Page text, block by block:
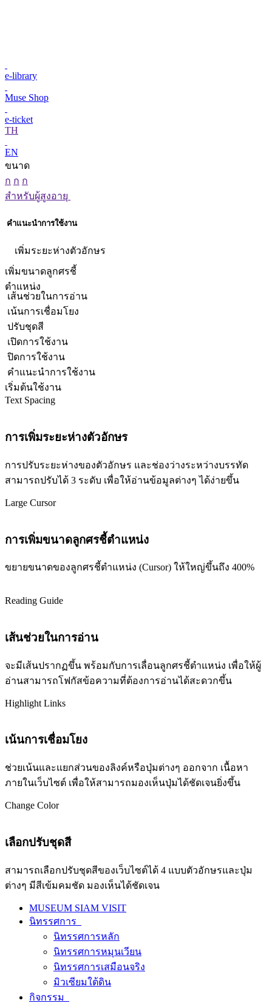
e-library
Muse Shop
e-ticket
TH
EN
ขนาด
ก ก ก
สำหรับผู้สูงอายุ
คำแนะนำการใช้งาน
เพิ่มระยะห่างตัวอักษร
เพิ่มขนาดลูกศรชี้
ตำแหน่ง
เส้นช่วยในการอ่าน
เน้นการเชื่อมโยง
ปรับชุดสี
เปิดการใช้งาน
ปิดการใช้งาน
คำแนะนำการใช้งาน
เริ่มต้นใช้งาน
Text Spacing
การเพิ่มระยะห่างตัวอักษร
การปรับระยะห่างของตัวอักษร และช่องว่างระหว่างบรรทัด
สามารถปรับได้ 3 ระดับ เพื่อให้อ่านข้อมูลต่างๆ ได้ง่ายขึ้น
Large Cursor
การเพิ่มขนาดลูกศรชี้ตำแหน่ง
ขยายขนาดของลูกศรชี้ตำแหน่ง (Cursor) ให้ใหญ่ขึ้นถึง 400%
Reading Guide
เส้นช่วยในการอ่าน
จะมีเส้นปรากฏขึ้น พร้อมกับการเลื่อนลูกศรชี้ตำแหน่ง เพื่อให้ผู้
อ่านสามารถโฟกัสข้อความที่ต้องการอ่านได้สะดวกขึ้น
Highlight Links
เน้นการเชื่อมโยง
ช่วยเน้นและแยกส่วนของลิงค์หรือปุ่มต่างๆ ออกจาก เนื้อหา
ภายในเว็บไซต์ เพื่อให้สามารถมองเห็นปุ่มได้ชัดเจนยิ่งขึ้น
Change Color
เลือกปรับชุดสี
สามารถเลือกปรับชุดสีของเว็บไซต์ได้ 4 แบบตัวอักษรและปุ่ม
ต่างๆ มีสีเข้มคมชัด มองเห็นได้ชัดเจน
MUSEUM SIAM VISIT
นิทรรศการ
นิทรรศการหลัก
นิทรรศการหมุนเวียน
นิทรรศการเสมือนจริง
มิวเซียมใต้ดิน
กิจกรรม